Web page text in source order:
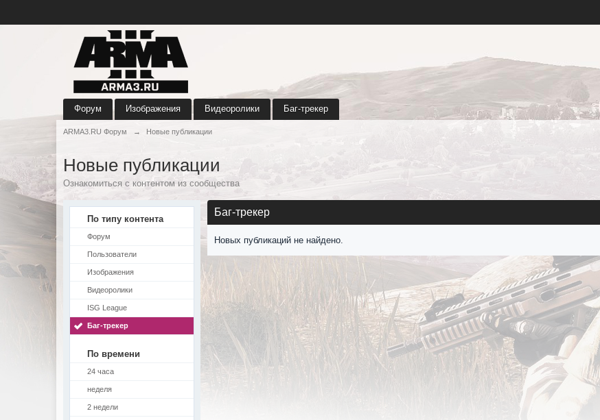
Форум Изображения Видеоролики Баг-трекер
ARMA3.RU Форум → Новые публикации
Новые публикации
Ознакомиться с контентом из сообщества
По типу контента
Форум
Пользователи
Изображения
Видеоролики
ISG League
Баг-трекер
По времени
24 часа
неделя
2 недели
Баг-трекер
Новых публикаций не найдено.